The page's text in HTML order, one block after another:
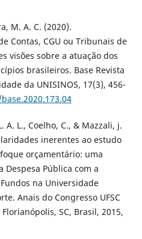
M. A. C. (2020).
Contas, CGU ou Tribunais de
visões sobre a atuação dos
brasileiros. Base Revista
da UNISINOS, 17(3), 456-
A. L., Coelho, C., & Mazzali, j.
inerentes ao estudo
orçamentário: uma
Despesa Pública com a
na Universidade
Anais do Congresso UFSC
SC, Brasil, 2015,